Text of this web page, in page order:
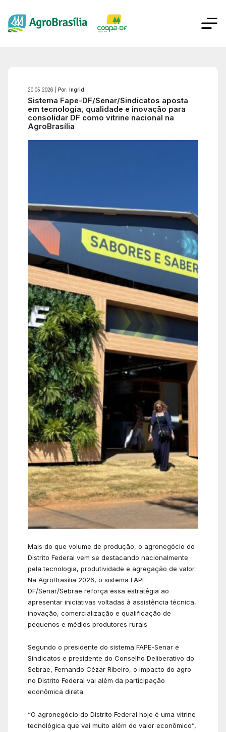
20.05.2026 | Por: Ingrid
Sistema Fape-DF/Senar/Sindicatos aposta
em tecnologia, qualidade e inovação para
consolidar DF como vitrine nacional na
AgroBrasília
Mais do que volume de produção, o agronegócio do
Distrito Federal vem se destacando nacionalmente
pela tecnologia, produtividade e agregação de valor.
Na AgroBrasília 2026, o sistema FAPE-
DF/Senar/Sebrae reforça essa estratégia ao
apresentar iniciativas voltadas à assistência técnica,
inovação, comercialização e qualificação de
pequenos e médios produtores rurais.
Segundo o presidente do sistema FAPE-Senar e
Sindicatos e presidente do Conselho Deliberativo do
Sebrae, Fernando Cézar Ribeiro, o impacto do agro
no Distrito Federal vai além da participação
econômica direta.
“O agronegócio do Distrito Federal hoje é uma vitrine
tecnológica que vai muito além do valor econômico”,